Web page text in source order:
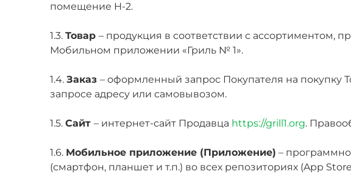
помещение Н-2.
1.3. Товар – продукция в соответствии с ассортиментом,
Мобильном приложении «Гриль № 1».
1.4. Заказ – оформленный запрос Покупателя на покупку
запросе адресу или самовывозом.
1.5. Сайт – интернет-сайт Продавца https://grill1.org.
1.6. Мобильное приложение (Приложение) –
(смартфон, планшет и т.п.) во всех репозиториях (App